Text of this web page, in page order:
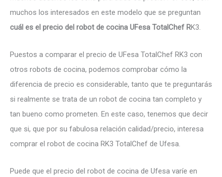
muchos los interesados en este modelo que se preguntan
cuál es el precio del robot de cocina UFesa TotalChef RK3.
Puestos a comparar el precio de UFesa TotalChef RK3 con
otros robots de cocina, podemos comprobar cómo la
diferencia de precio es considerable, tanto que te preguntarás
si realmente se trata de un robot de cocina tan completo y
tan bueno como prometen. En este caso, tenemos que decir
que si, que por su fabulosa relación calidad/precio, interesa
comprar el robot de cocina RK3 TotalChef de Ufesa.
Puede que el precio del robot de cocina de Ufesa varíe en